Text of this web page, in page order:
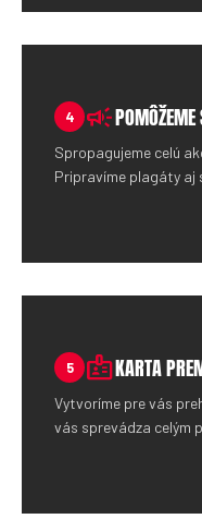
4 campaign
Spropagujeme celú
Pripravíme plagáty aj
5 badgeKARTA
Vytvoríme pre vás
vás sprevádza celým